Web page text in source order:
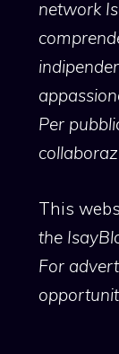
network
Per
This
the
For